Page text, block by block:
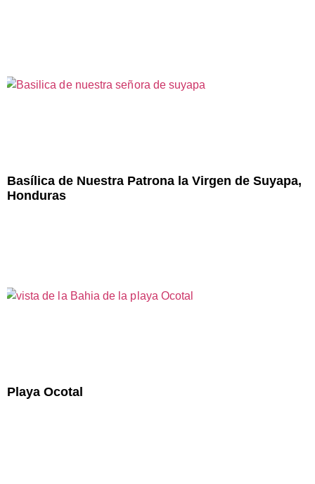
Basílica de Nuestra Patrona la Virgen de Suyapa,
Honduras
Playa Ocotal